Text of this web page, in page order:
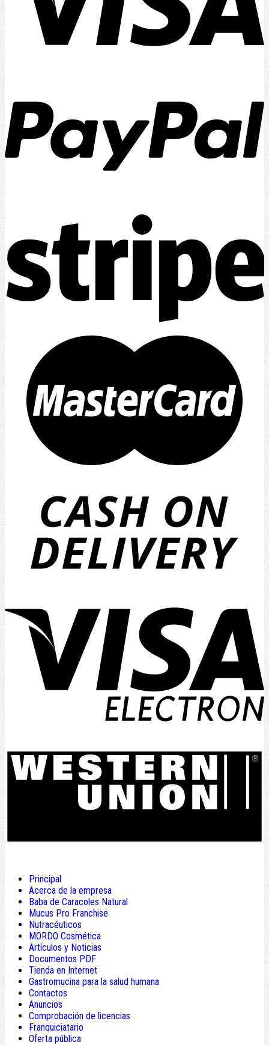
Principal
Acerca de la empresa
Baba de Caracoles Natural
Mucus Pro Franchise
Nutracéuticos
MORDO Cosmética
Artículos y Noticias
Documentos PDF
Tienda en Internet
Gastromucina para la salud humana
Contactos
Anuncios
Comprobación de licencias
Franquiciatario
Oferta pública